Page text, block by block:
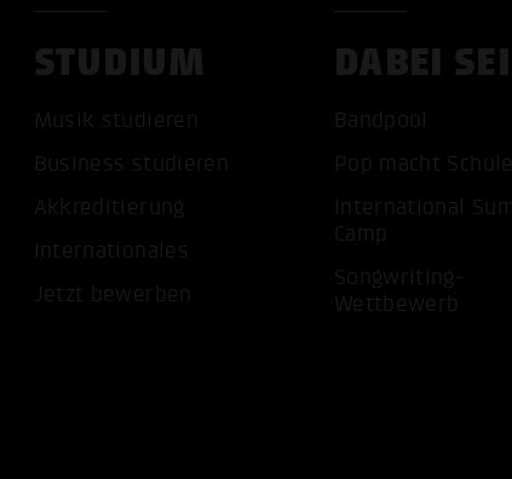
STUDIUM
Musik studieren
Business studieren
Akkreditierung
Internationales
Jetzt bewerben
DABEI
Bandpool
Pop macht Schule
International
Camp
Songwriting-
Wettbewerb